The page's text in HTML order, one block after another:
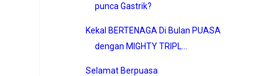
punca Gastrik?
Kekal BERTENAGA Di Bulan PUASA
dengan MIGHTY TRIPL...
Selamat Berpuasa